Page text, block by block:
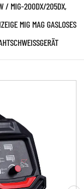
/ MIG-200DX/205DX,
MIG MAG GASLOSES